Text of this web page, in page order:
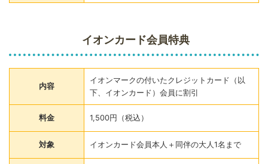
イオンカード会員特典
内容
イオンマークの付いたクレジットカード（以
下、イオンカード）会員に割引
料金 1,500円（税込）
対象 イオンカード会員本人＋同伴の大人1名まで